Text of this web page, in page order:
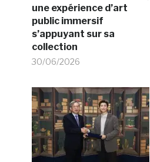
une expérience d’art
public immersif
s’appuyant sur sa
collection
30/06/2026